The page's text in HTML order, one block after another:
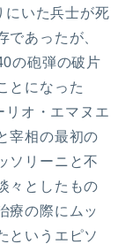
にいた兵士が死
であったが、
の砲弾の破片
とになった
リオ・エマヌエ
宰相の最初の
ソリーニと不
々としたもの
療の際にムッ
というエピソ